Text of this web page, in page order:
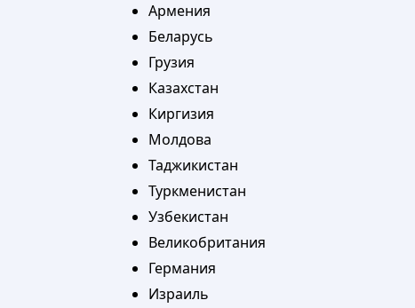
Армения
Беларусь
Грузия
Казахстан
Киргизия
Молдова
Таджикистан
Туркменистан
Узбекистан
Великобритания
Германия
Израиль